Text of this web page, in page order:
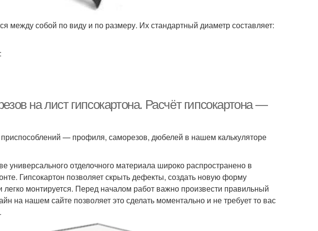
между собой по виду и по размеру. Их стандартный диаметр составляет:
на лист гипсокартона. Расчёт гипсокартона —
приспособлений — профиля, саморезов, дюбелей в нашем калькуляторе
универсального отделочного материала широко распространено в
Гипсокартон позволяет скрыть дефекты, создать новую форму
легко монтируется. Перед началом работ важно произвести правильный
на нашем сайте позволяет это сделать моментально и не требует то вас